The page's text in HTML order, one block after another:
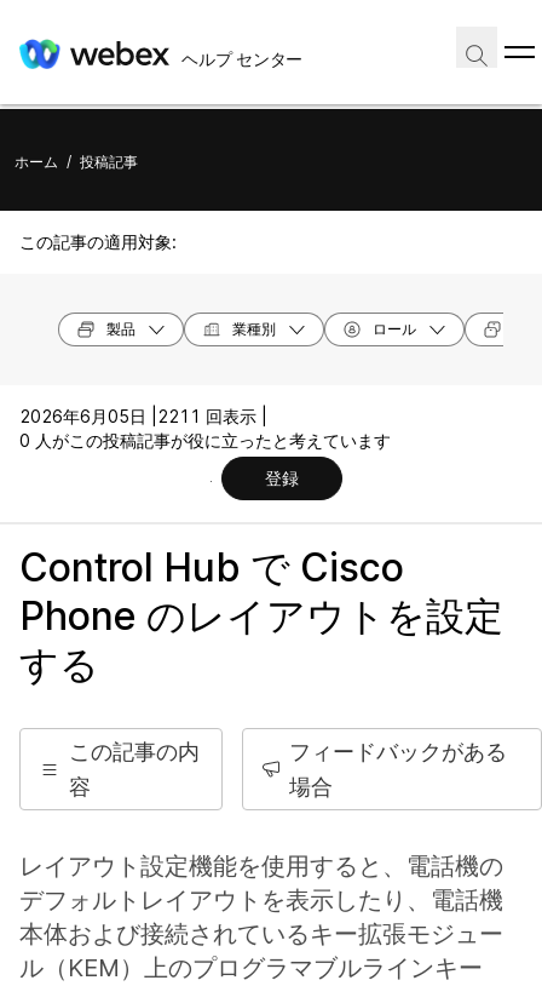
ヘルプ センター
ホーム / 投稿記事
この記事の適用対象:
製品 業種別 ロール
2026年6月05日 |
2211 回表示 |
0 人がこの投稿記事が役に立ったと考えています
登録
Control Hub で Cisco
Phone のレイアウトを設定
する
この記事の内
容
フィードバックがある
場合
レイアウト設定機能を使用すると、電話機の
デフォルトレイアウトを表示したり、電話機
本体および接続されているキー拡張モジュー
ル（KEM）上のプログラマブルラインキー